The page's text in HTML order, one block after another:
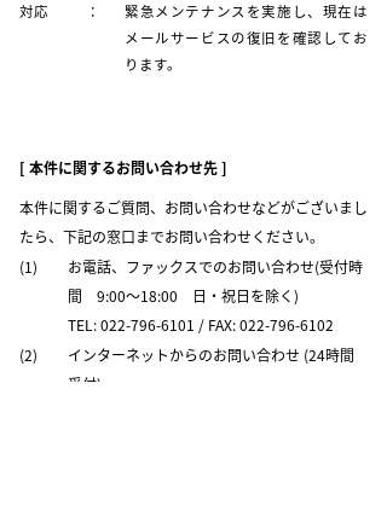
対応
：
緊急メンテナンスを実施し、現在は
メールサービスの復旧を確認してお
ります。
[ 本件に関するお問い合わせ先 ]
本件に関するご質問、お問い合わせなどがございまし
たら、下記の窓口までお問い合わせください。
(1)
お電話、ファックスでのお問い合わせ(受付時
間 9:00～18:00 日・祝日を除く)
TEL: 022-796-6101 / FAX: 022-796-6102
(2)
インターネットからのお問い合わせ (24時間
受付)